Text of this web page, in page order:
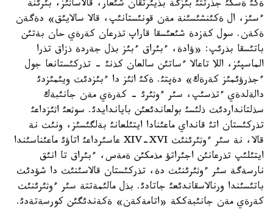
ةكئ ةسكئ جذرتتئ بئزگة بذيئرتقان شئعار، قالاساثئز، بئرئنة
ءسئز، ال ةكئنشئسئنة مةن قونئستانئپ، قالا سالايئق» دةگةن
ةكةن. سول كةزدة شئعئسقا قاراپ تذرعان كةرةي حان بةتئن
باتئسقا بذرئپ: «ؤادة، ءبئراق ءبئز بذل جةردة ذزاق تذرا
الماسپئز، اللا تاعالا ءساتئن سالعان كذنئ - تذركئستانعا جول
ءجذرؤئمئز كةرةك» دةپتئ. ةكئ اثئز دا ءبئزدئث ويئمئزدئ
دالةلدةي ءتذسئپ، سئر ءوثئرئ - كةرةي مةن جانئبةك
سذلتانداردئث ذلئسئ بولعاندئعئن باياندايدئ. سوثعئ اثئزداعئ
تذركئستان اتئ قانداي ماعئنادا ايتئلعانئ بةلگئسئز، ونئث نة
قالا، نة سئر ءوثئرئنئث XIV-XVI عاسئرداعئ اتاؤئ ماعئناسئندا
ايتئلئپ تذرعانئن اجئراتؤ مذمكئن ةمةس، ءبئراق تا انئق
نارسةگة سئر ءوثئرئنئث دة، تذركئستان قالاسئنئث دا شؤدئث
باتئسئندا ورنالاسقاندئعئ جاتادئ. بذل مالئمةتتة سئر ءوثئرئنئث
كةرةي مةن جانئبةككة «اتامةكةن» ةكةندئگئن كورسةتةدئ.